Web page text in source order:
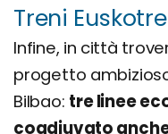
Treni
Infine, in città
progetto
Bilbao: tre linee
coadiuvato